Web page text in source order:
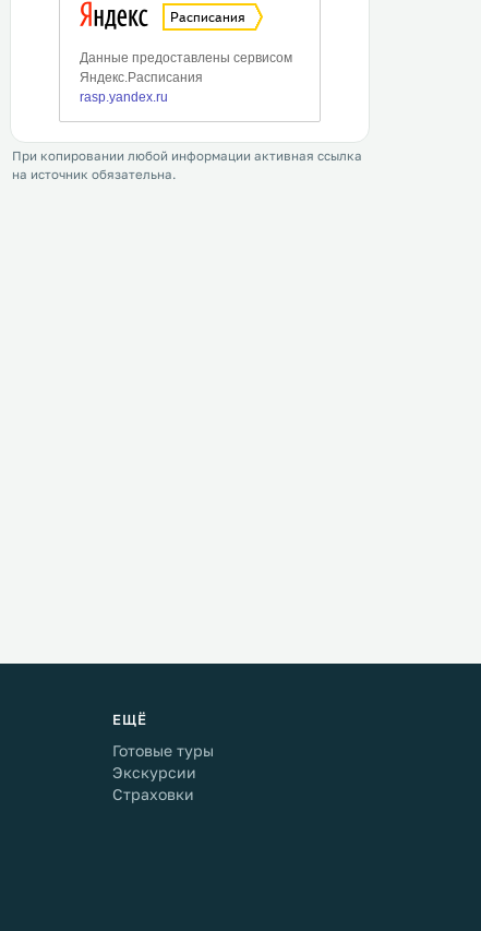
При копировании любой информации активная ссылка
на источник обязательна.
ЕЩЁ
Готовые туры
Экскурсии
Страховки